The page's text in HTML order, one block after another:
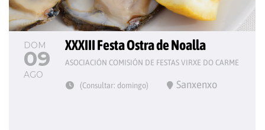
DOM
09
AGO
XXXIII Festa Ostra de Noalla
ASOCIACIÓN COMISIÓN DE FESTAS VIRXE DO CARME
(Consultar: domingo) Sanxenxo